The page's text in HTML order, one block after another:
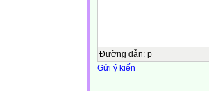
Đường dẫn: p
Gửi ý kiến